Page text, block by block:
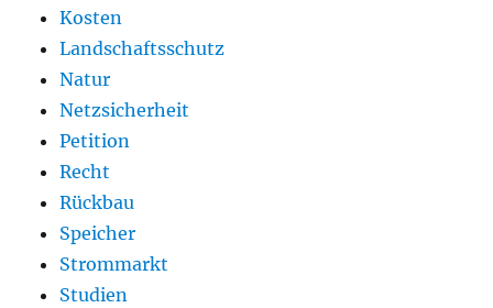
Kosten
Landschaftsschutz
Natur
Netzsicherheit
Petition
Recht
Rückbau
Speicher
Strommarkt
Studien